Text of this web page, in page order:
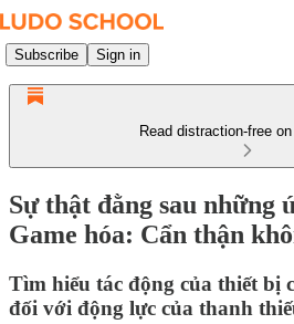
Subscribe Sign in
Read distraction-free
Sự thật đằng sau những
Game hóa: Cẩn thận
Tìm hiểu tác động của thiết bị
đối với động lực của thanh